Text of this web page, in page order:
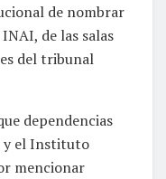
de nombrar
de las salas
del tribunal
dependencias
y el Instituto
mencionar